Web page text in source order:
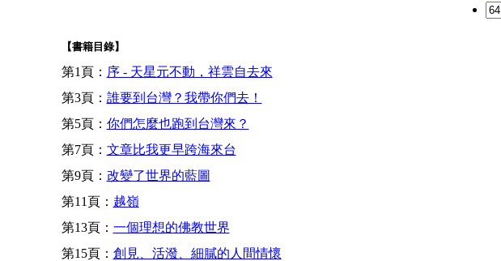
【書籍目錄】
第1頁： 序 - 天星元不動，祥雲自去來
第3頁： 誰要到台灣？我帶你們去！
第5頁： 你們怎麼也跑到台灣來？
第7頁： 文章比我更早跨海來台
第9頁： 改變了世界的藍圖
第11頁： 越嶺
第13頁： 一個理想的佛教世界
第15頁： 創見、活潑、細膩的人間情懷